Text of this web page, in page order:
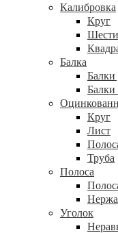
Калибровка
Круг
Балка
Балки
Балки
Круг
Лист
Труба
Полоса
Уголок